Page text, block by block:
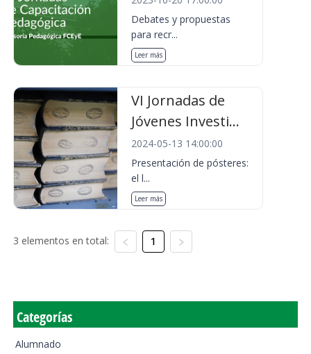
Debates y propuestas
para recr...
Leer más
VI Jornadas de
Jóvenes Investi...
2024-05-13 14:00:00
Presentación de pósteres:
el l...
Leer más
3 elementos en total: 1
Categorías
Alumnado